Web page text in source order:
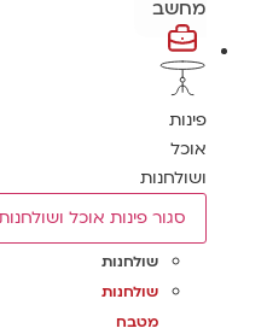
מחשב
פינות
אוכל
ושולחנות
סגור פינות אוכל ושולחנות
שולחנות
שולחנות
מטבח